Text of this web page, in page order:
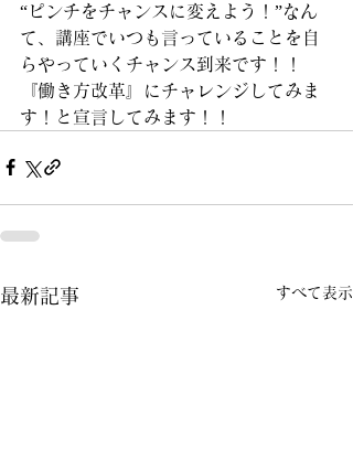
“ピンチをチャンスに変えよう！”なん
て、講座でいつも言っていることを自
らやっていくチャンス到来です！！
『働き方改革』にチャレンジしてみま
す！と宣言してみます！！
最新記事 すべて表示